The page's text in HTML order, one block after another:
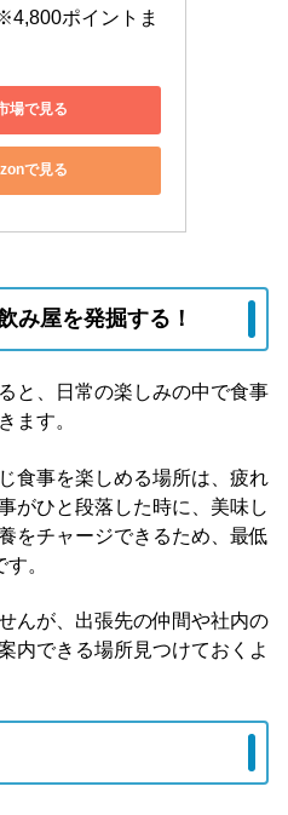
ポイントま
場で見る
で見る
み屋を発掘する！
と、日常の楽しみの中で食事
ます。
食事を楽しめる場所は、疲れ
がひと段落した時に、美味し
をチャージできるため、最低
。
んが、出張先の仲間や社内の
内できる場所見つけておくよ